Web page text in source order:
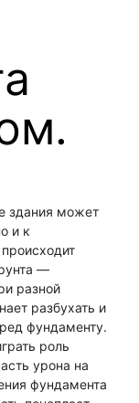
здания может
и к
—
разной
разбухать и
фундаменту.
роль
урона на
фундамента